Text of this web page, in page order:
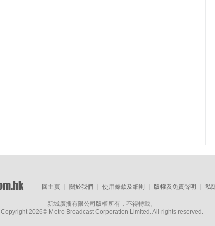
回主頁 關於我們 使用條款及細則 版權及免責聲明 私
新城廣播有限公司版權所有，不得轉載。
Copyright 2026© Metro Broadcast Corporation Limited. All rights reserved.